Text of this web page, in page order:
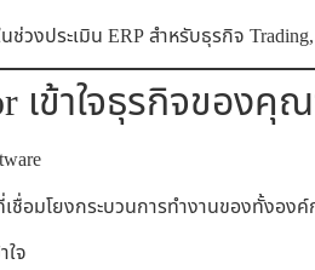
วงประเมิน ERP สำหรับธุรกิจ
เข้าใจธุรกิจของคุ
ชื่อมโยงกระบวนการทำงานของทั้งองค์
ใจ